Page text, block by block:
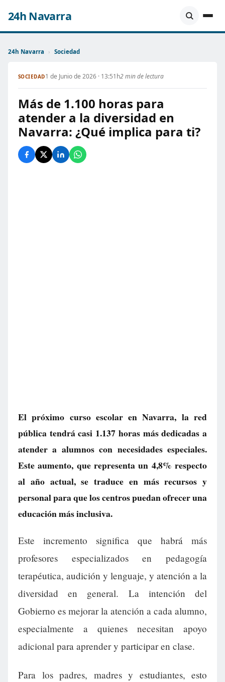
24h Navarra
24h Navarra › Sociedad
SOCIEDAD1 de Junio de 2026 · 13:51h2 min de lectura
Más de 1.100 horas para
atender a la diversidad en
Navarra: ¿Qué implica para ti?
El próximo curso escolar en Navarra, la red
pública tendrá casi 1.137 horas más dedicadas a
atender a alumnos con necesidades especiales.
Este aumento, que representa un 4,8% respecto
al año actual, se traduce en más recursos y
personal para que los centros puedan ofrecer una
educación más inclusiva.
Este incremento significa que habrá más
profesores especializados en pedagogía
terapéutica, audición y lenguaje, y atención a la
diversidad en general. La intención del
Gobierno es mejorar la atención a cada alumno,
especialmente a quienes necesitan apoyo
adicional para aprender y participar en clase.
Para los padres, madres y estudiantes, esto